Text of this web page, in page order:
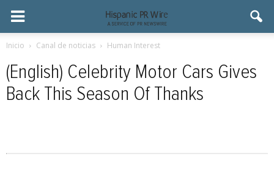
Inicio Canal de noticias Human Interest
(English) Celebrity Motor Cars Gives
Back This Season Of Thanks